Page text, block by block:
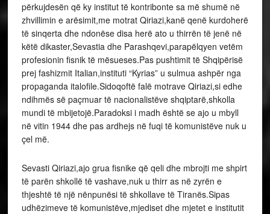
përkujdesën që ky institut të kontribonte sa më shumë në
zhvillimin e arësimit,me motrat Qiriazi,kanë qenë kurdoherë
të sinqerta dhe ndonëse disa herë ato u thirrën të jenë në
këtë dikaster,Sevastia dhe Parashqevi,parapëlqyen vetëm
profesionin fisnik të mësueses.Pas pushtimit të Shqipërisë
prej fashizmit Italian,instituti “Kyrias” u sulmua ashpër nga
propaganda italofile.Sidoqoftë falë motrave Qiriazi,si edhe
ndihmës së paçmuar të nacionalistëve shqiptarë,shkolla
mundi të mbijetojë.Paradoksi i madh është se ajo u mbyll
në vitin 1944 dhe pas ardhejs në fuqi të komunistëve nuk u
çel më.
Sevasti Qiriazi,ajo grua fisnike që qeli dhe mbrojti me shpirt
të parën shkollë të vashave,nuk u thirr as në zyrën e
thjeshtë të një nënpunësi të shkollave të Tiranës.Sipas
udhëzimeve të komunistëve,mjediset dhe mjetet e institutit